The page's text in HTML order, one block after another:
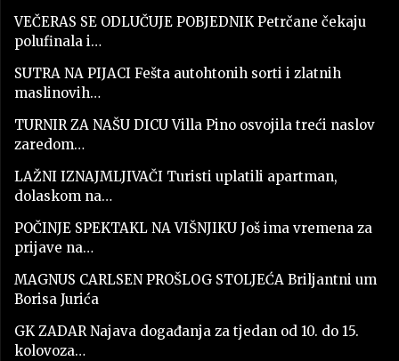
VEČERAS SE ODLUČUJE POBJEDNIK Petrčane čekaju
polufinala i…
SUTRA NA PIJACI Fešta autohtonih sorti i zlatnih
maslinovih…
TURNIR ZA NAŠU DICU Villa Pino osvojila treći naslov
zaredom…
LAŽNI IZNAJMLJIVAČI Turisti uplatili apartman,
dolaskom na…
POČINJE SPEKTAKL NA VIŠNJIKU Još ima vremena za
prijave na…
MAGNUS CARLSEN PROŠLOG STOLJEĆA Briljantni um
Borisa Jurića
GK ZADAR Najava događanja za tjedan od 10. do 15.
kolovoza…